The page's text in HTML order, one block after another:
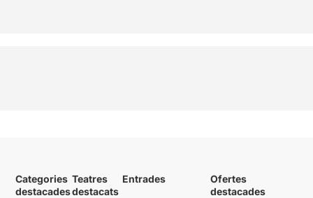
Categories
destacades
Teatres
destacats
Entrades
Ofertes
destacades